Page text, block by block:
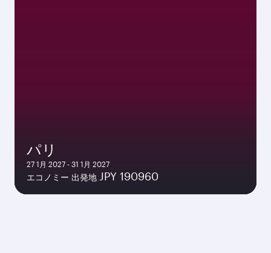
パリ
27 1月 2027 - 31 1月 2027
エコノミー 出発地 JPY 190960